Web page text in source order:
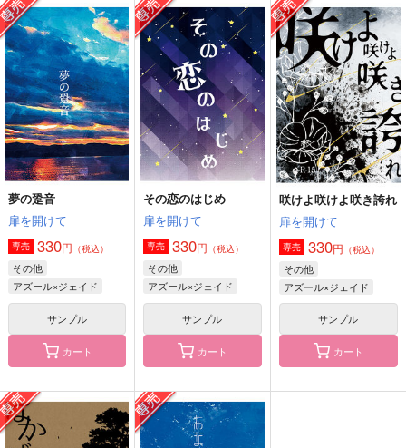
咲けよ咲けよ咲き誇れ
扉を開けて
330円（税込）
アズール×ジェイド
サンプル
作品詳細
はかばかしきしたい
扉を開けて
330円（税込）
アズール×リーチ兄弟
サンプル
作品詳細
ビギナーシェフ
ちっくたっく
1,887円（税込）
ジェイド・リーチ
サンプル
作品詳細
君と飽きるまで恋した
い
ちょろね
HAPPY HAPPY HAP
PY
coto coto
夢の跫音
扉を開けて
専売 330円 （税込）
その他
アズール×ジェイド
サンプル
カート
その恋のはじめ
扉を開けて
専売 330円 （税込）
その他
アズール×ジェイド
サンプル
カート
咲けよ咲けよ咲き誇れ
扉を開けて
専売 330円 （税込）
その他
アズール×ジェイド
サンプル
カート